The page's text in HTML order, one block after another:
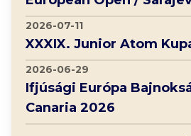
2026-07-11
XXXIX. Junior Atom
2026-06-29
Ifjúsági Európa
Canaria 2026